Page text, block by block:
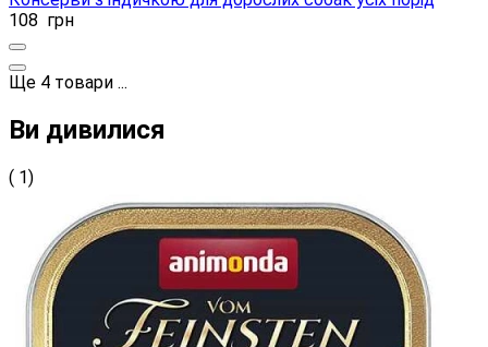
108 грн
Ще 4 товари ...
Ви дивилися
( 1)